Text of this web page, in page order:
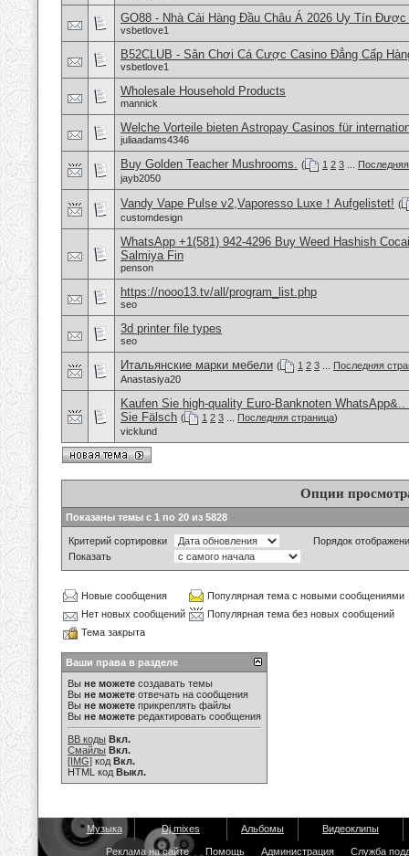
GO88 - Nhà Cái Hàng Đầu Châu Á 2026 Uy Tín
vsbetlove1
B52CLUB - Sân Chơi Cá Cược Casino Đẳng Cấp
vsbetlove1
Wholesale Household Products
mannick
Welche Vorteile bieten Astropay Casinos für
juliaadams4346
Buy Golden Teacher Mushrooms. ( 1 2 3
jayb2050
Vandy Vape Pulse v2,Vaporesso Luxe！Aufgelistet! (
customdesign
WhatsApp +1(581) 942-4296 Buy Weed Hashish
Salmiya Fin
penson
https://nooo13.tv/all/program_list.php
seo
3d printer file types
seo
Итальянские марки мебели ( 1 2 3
Последняя
Anastasiya20
Kaufen Sie high-quality Euro-Banknoten
Sie Fälsch ( 1 2 3 Последняя страница)
vicklund
Опции
Показаны темы с 1 по 20 из 5828
Критерий сортировки
Порядок
Показать
Новые сообщения
Популярная тема с новыми сообщениями
Нет новых сообщений
Популярная тема без новых сообщений
Тема закрыта
Ваши права в разделе
Вы не можете создавать темы
Вы не можете отвечать на сообщения
Вы не можете прикреплять файлы
Вы не можете редактировать сообщения
BB коды Вкл.
Смайлы Вкл.
[IMG] код Вкл.
HTML код Выкл.
Музыка Dj mixes Альбомы Видеоклипы
Реклама на сайте Помощь Администрация Служба